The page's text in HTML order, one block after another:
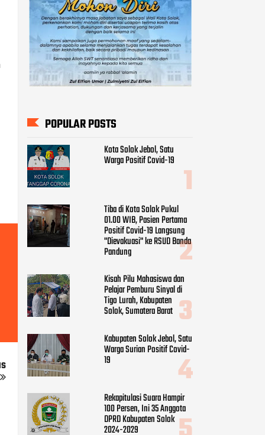
POPULAR POSTS
Kota Solok Jebol, Satu
Warga Positif Covid-19
Tiba di Kota Solok Pukul
01.00 WIB, Pasien Pertama
Positif Covid-19 Langsung
"Dievakuasi" ke RSUD Banda
Pandung
Kisah Pilu Mahasiswa dan
Pelajar Pemburu Sinyal di
Tigo Lurah, Kabupaten
Solok, Sumatera Barat
Kabupaten Solok Jebol, Satu
Warga Surian Positif Covid-
19
Rekapitulasi Suara Hampir
100 Persen, Ini 35 Anggota
DPRD Kabupaten Solok
2024-2029